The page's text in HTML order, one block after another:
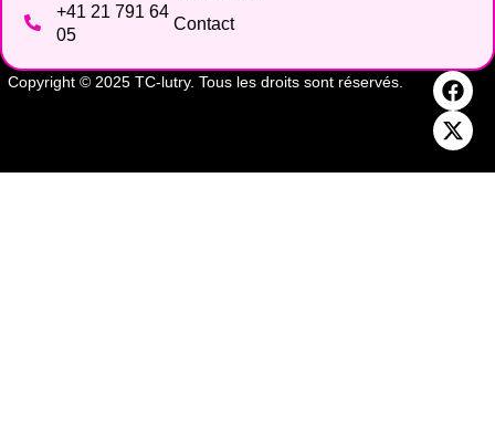
+41 21 791 64
05
Contact
Copyright © 2025 TC-lutry. Tous les droits sont réservés.